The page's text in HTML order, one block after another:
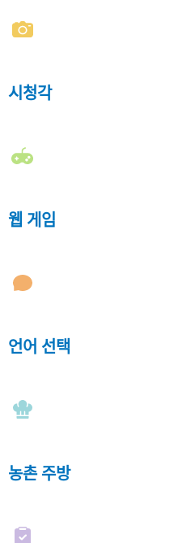
시청각
웹 게임
언어 선택
농촌 주방